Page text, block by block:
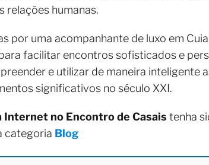
relações humanas.
por uma acompanhante de luxo em
facilitar encontros sofisticados e
e utilizar de maneira inteligente
significativos no século XXI.
Internet no Encontro de Casais tenha
categoria Blog